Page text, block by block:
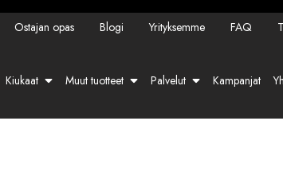
Ostajan opas Blogi Yrityksemme FAQ
Kiukaat Muut tuotteet Palvelut Kampanjat